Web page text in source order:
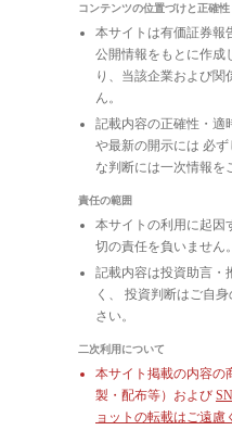
コンテンツの位置づけと正確性
本サイトは有価証券報
公開情報をもとに作成
り、当該企業および関
ん。
記載内容の正確性・適
や最新の開示には 必
な判断には一次情報を
責任の範囲
本サイトの利用に起因
切の責任を負いません。
記載内容は投資助言・
く、 投資判断はご自
さい。
二次利用について
本サイト掲載の内容の
製・配布等）および
ョットの転載はご遠慮